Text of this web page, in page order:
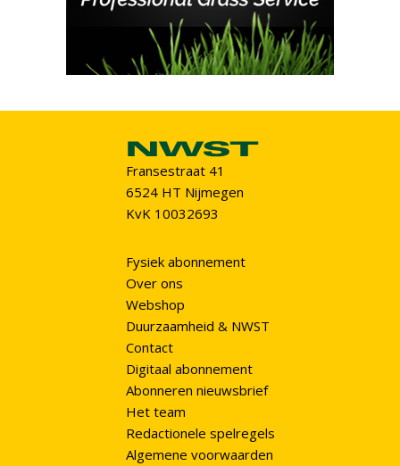
Fransestraat 41
6524 HT Nijmegen
KvK 10032693
Fysiek abonnement
Over ons
Webshop
Duurzaamheid & NWST
Contact
Digitaal abonnement
Abonneren nieuwsbrief
Het team
Redactionele spelregels
Algemene voorwaarden